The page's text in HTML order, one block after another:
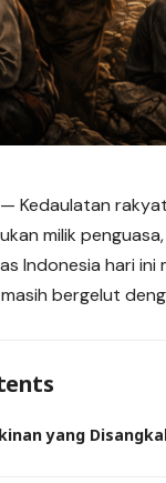
—Kedaulatan
milik
Indonesia hari
bergelut
yang